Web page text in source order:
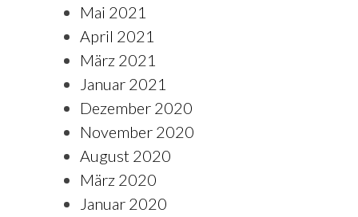
Mai 2021
April 2021
März 2021
Januar 2021
Dezember 2020
November 2020
August 2020
März 2020
Januar 2020